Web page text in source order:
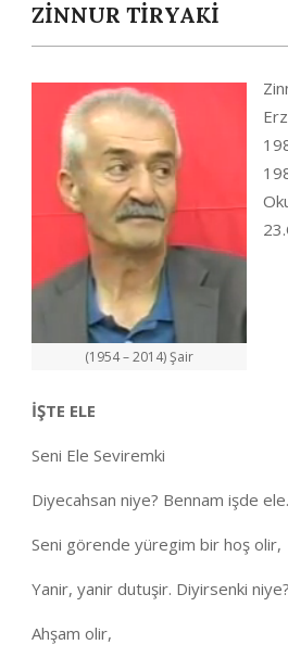
ZİNNUR TİRYAKİ
(1954 – 2014) Şair
İŞTE ELE
Seni Ele Seviremki
Diyecahsan niye? Bennam işde ele.
Seni görende yüregim bir hoş olir,
Yanir, yanir dutuşir. Diyirsenki
Ahşam olir,